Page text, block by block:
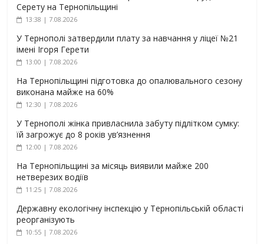
Серету на Тернопільщині
13:38 | 7.08.2026
У Тернополі затвердили плату за навчання у ліцеї №21
імені Ігоря Герети
13:00 | 7.08.2026
На Тернопільщині підготовка до опалювального сезону
виконана майже на 60%
12:30 | 7.08.2026
У Тернополі жінка привласнила забуту підлітком сумку:
їй загрожує до 8 років ув’язнення
12:00 | 7.08.2026
На Тернопільщині за місяць виявили майже 200
нетверезих водіїв
11:25 | 7.08.2026
Державну екологічну інспекцію у Тернопільській області
реорганізують
10:55 | 7.08.2026